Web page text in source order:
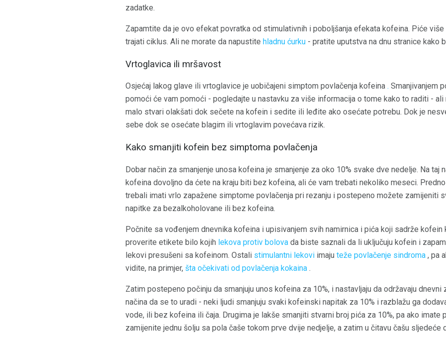
zadatke.
Zapamtite da je ovo efekat povratka od stimulativnih i poboljšanja efekata kofeina. Piće
trajati ciklus. Ali ne morate da napustite hladnu ćurku - pratite uputstva na dnu stranice kako
Vrtoglavica ili mršavost
Osjećaj lakog glave ili vrtoglavice je uobičajeni simptom povlačenja kofeina . Smanjivanjem
pomoći će vam pomoći - pogledajte u nastavku za više informacija o tome kako to raditi -
malo stvari olakšati dok sečete na kofein i sedite ili leđite ako osećate potrebu. Dok je
sebe dok se osećate blagim ili vrtoglavim povećava rizik.
Kako smanjiti kofein bez simptoma povlačenja
Dobar način za smanjenje unosa kofeina je smanjenje za oko 10% svake dve nedelje. Na taj
kofeina dovoljno da ćete na kraju biti bez kofeina, ali će vam trebati nekoliko meseci.
trebali imati vrlo zapažene simptome povlačenja pri rezanju i postepeno možete zamijeniti
napitke za bezalkoholovane ili bez kofeina.
Počnite sa vođenjem dnevnika kofeina i upisivanjem svih namirnica i pića koji sadrže kofein
proverite etikete bilo kojih lekova protiv bolova da biste saznali da li uključuju kofein i
lekovi presušeni sa kofeinom. Ostali stimulantni lekovi imaju teže povlačenje sindroma , pa
vidite, na primjer, šta očekivati ​​od povlačenja kokaina .
Zatim postepeno počinju da smanjuju unos kofeina za 10%, i nastavljaju da održavaju
načina da se to uradi - neki ljudi smanjuju svaki kofeinski napitak za 10% i razblažu ga
vode, ili bez kofeina ili čaja. Drugima je lakše smanjiti stvarni broj pića za 10%, pa ako imate
zamijenite jednu šolju sa pola čaše tokom prve dvije nedjelje, a zatim u čitavu čašu sljedeće